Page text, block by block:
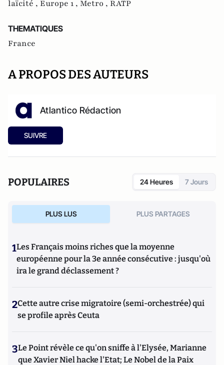
laïcité , Europe 1 , Metro , RATP
THEMATIQUES
France
A PROPOS DES AUTEURS
Atlantico Rédaction
SUIVRE
POPULAIRES 24 Heures 7 Jours
PLUS LUS PLUS PARTAGES
1Les Français moins riches que la moyenne
européenne pour la 3e année consécutive : jusqu'où
ira le grand déclassement ?
2Cette autre crise migratoire (semi-orchestrée) qui
se profile après Ceuta
3Le Point révèle ce qu'on sniffe à l'Elysée, Marianne
que Xavier Niel hacke l'Etat; Le Nobel de la Paix